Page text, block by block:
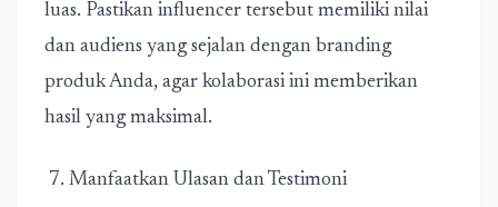
luas. Pastikan influencer tersebut memiliki nilai
dan audiens yang sejalan dengan branding
produk Anda, agar kolaborasi ini memberikan
hasil yang maksimal.
7. Manfaatkan Ulasan dan Testimoni